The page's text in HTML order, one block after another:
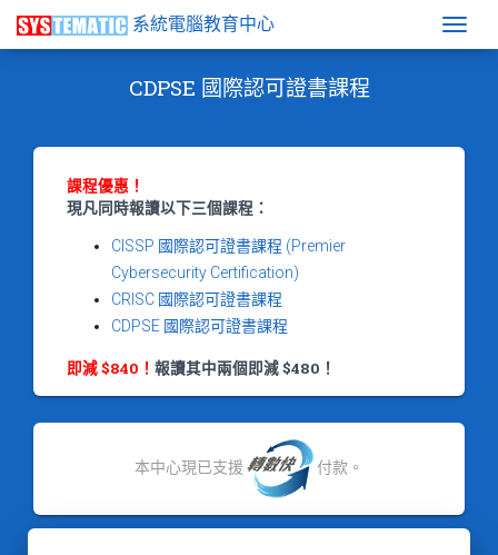
系統電腦教育中心
CDPSE 國際認可證書課程
課程優惠！
現凡同時報讀以下三個課程：
CISSP 國際認可證書課程 (Premier
Cybersecurity Certification)
CRISC 國際認可證書課程
CDPSE 國際認可證書課程
即減 $840！ 報讀其中兩個即減 $480！
本中心現已支援 付款。